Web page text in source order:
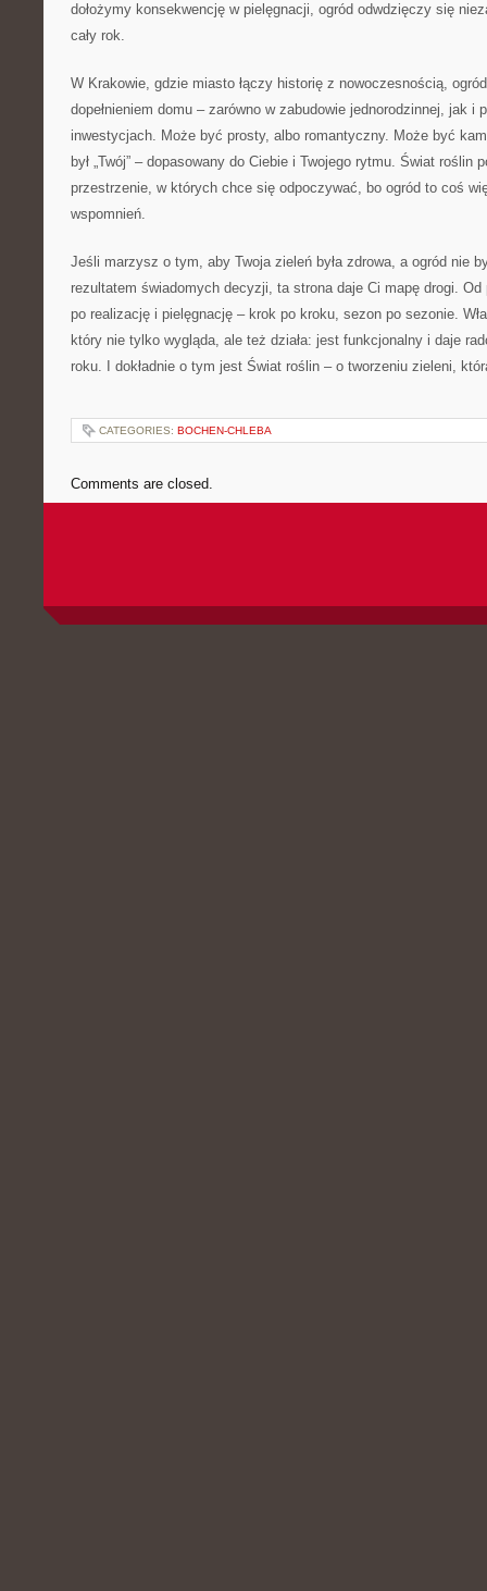
dołożymy konsekwencję w pielęgnacji, ogród odwdzięczy się
cały rok.
W Krakowie, gdzie miasto łączy historię z nowoczesnością,
dopełnieniem domu – zarówno w zabudowie jednorodzinnej, jak i
inwestycjach. Może być prosty, albo romantyczny. Może być
był „Twój” – dopasowany do Ciebie i Twojego rytmu. Świat roślin
przestrzenie, w których chce się odpoczywać, bo ogród to coś
wspomnień.
Jeśli marzysz o tym, aby Twoja zieleń była zdrowa, a ogród nie
rezultatem świadomych decyzji, ta strona daje Ci mapę drogi.
po realizację i pielęgnację – krok po kroku, sezon po sezonie.
który nie tylko wygląda, ale też działa: jest funkcjonalny i daje
roku. I dokładnie o tym jest Świat roślin – o tworzeniu zieleni,
CATEGORIES: BOCHEN-CHLEBA
Comments are closed.